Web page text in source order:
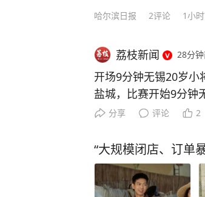
哈尔滨日报 2评论 1小
荔枝新闻 28分
开场9分钟无锡20岁小
盐城，比赛开始9分钟
“超出年龄的冷静”！
分享 评论 2
“大规模闭店、订单